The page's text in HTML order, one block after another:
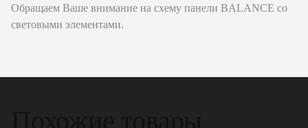
Обращаем Ваше внимание на схему панели BALANCE со
световыми элементами.